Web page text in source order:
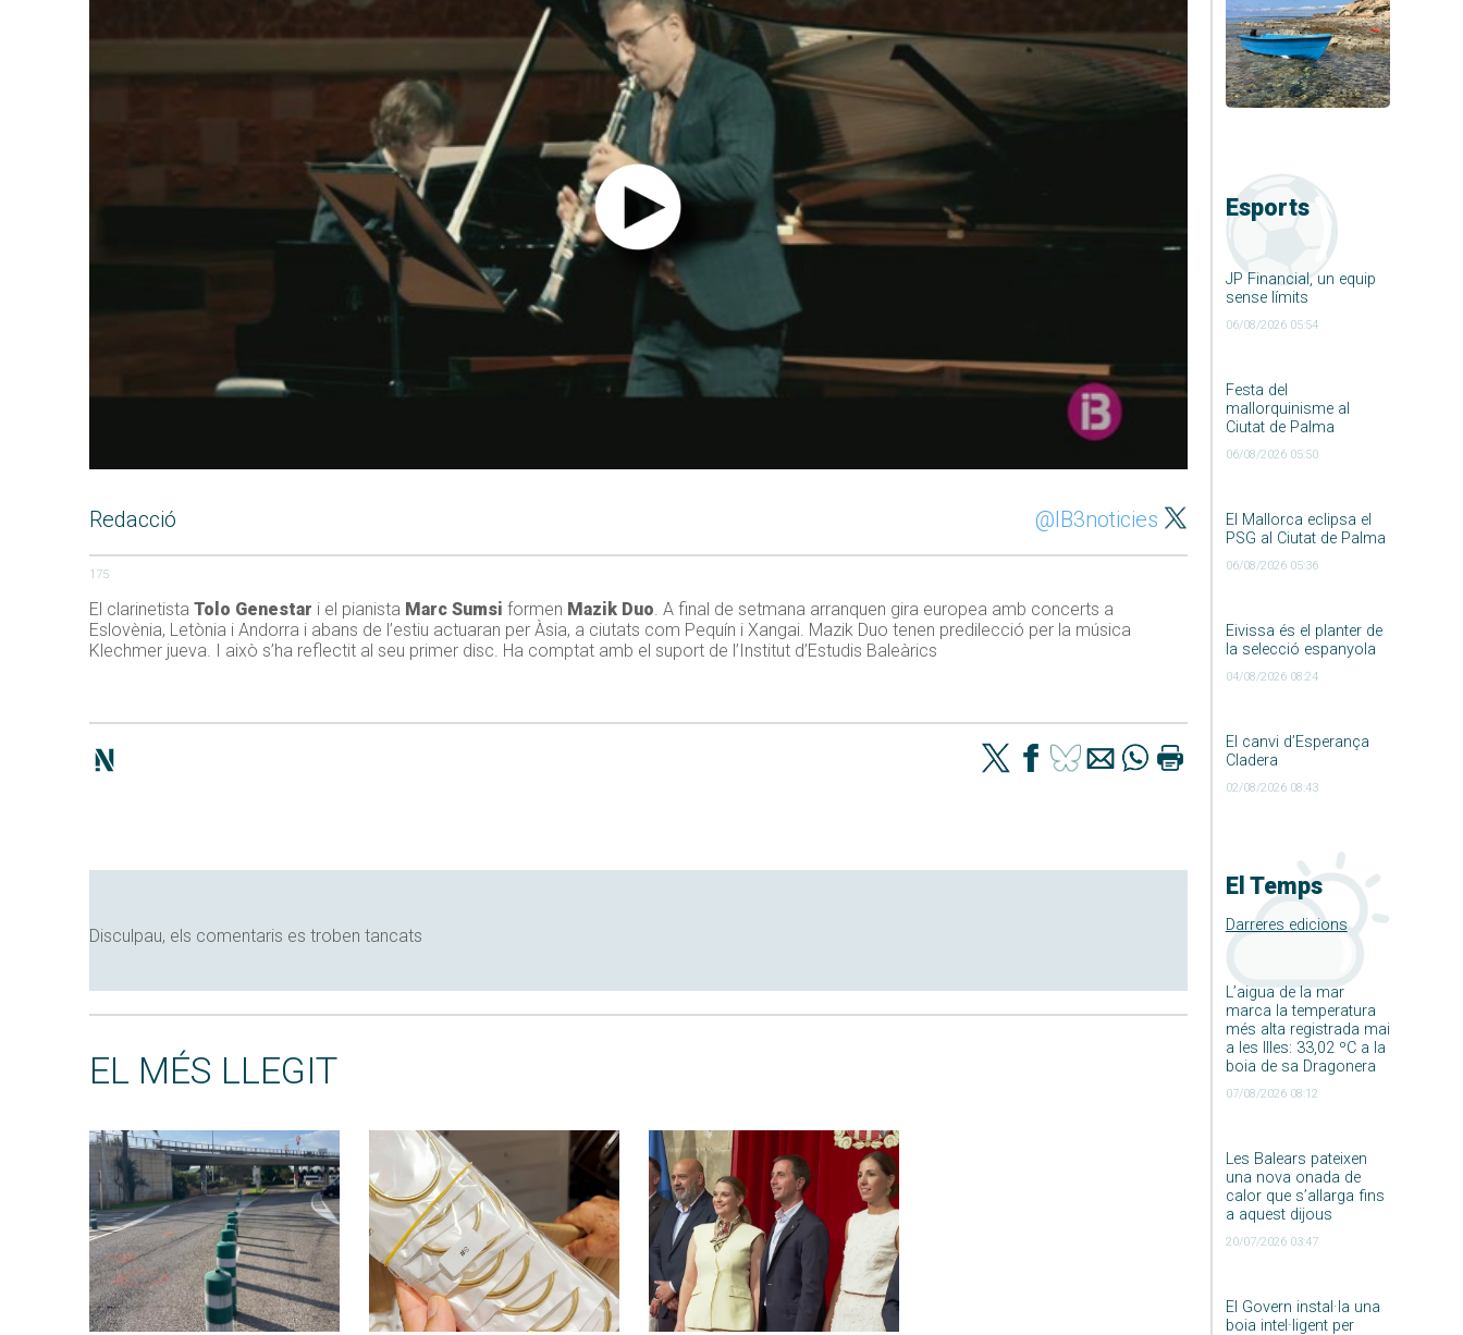
Esports
JP Financial, un equip
sense límits
06/08/2026 05:54
Festa del
mallorquinisme al
Ciutat de Palma
06/08/2026 05:50
El Mallorca eclipsa el
PSG al Ciutat de Palma
06/08/2026 05:36
Eivissa és el planter de
la selecció espanyola
04/08/2026 08:24
El canvi d’Esperança
Cladera
02/08/2026 08:43
El Temps
Darreres edicions
L’aigua de la mar
marca la temperatura
més alta registrada mai
a les Illes: 33,02 ºC a la
boia de sa Dragonera
07/08/2026 08:12
Les Balears pateixen
una nova onada de
calor que s’allarga fins
a aquest dijous
20/07/2026 03:47
El Govern instal·la una
boia intel·ligent per
Redacció @IB3noticies
175
El clarinetista Tolo Genestar i el pianista Marc Sumsi formen Mazik Duo. A final de setmana arranquen gira europea amb concerts a
Eslovènia, Letònia i Andorra i abans de l’estiu actuaran per Àsia, a ciutats com Pequín i Xangai. Mazik Duo tenen predilecció per la música
Klechmer jueva. I això s’ha reflectit al seu primer disc. Ha comptat amb el suport de l’Institut d’Estudis Baleàrics
Disculpau, els comentaris es troben tancats
EL MÉS LLEGIT